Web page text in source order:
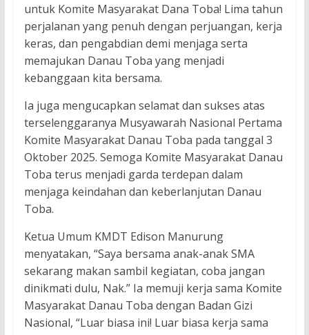
untuk Komite Masyarakat Dana Toba! Lima tahun
perjalanan yang penuh dengan perjuangan, kerja
keras, dan pengabdian demi menjaga serta
memajukan Danau Toba yang menjadi
kebanggaan kita bersama.
Ia juga mengucapkan selamat dan sukses atas
terselenggaranya Musyawarah Nasional Pertama
Komite Masyarakat Danau Toba pada tanggal 3
Oktober 2025. Semoga Komite Masyarakat Danau
Toba terus menjadi garda terdepan dalam
menjaga keindahan dan keberlanjutan Danau
Toba.
Ketua Umum KMDT Edison Manurung
menyatakan, “Saya bersama anak-anak SMA
sekarang makan sambil kegiatan, coba jangan
dinikmati dulu, Nak.” Ia memuji kerja sama Komite
Masyarakat Danau Toba dengan Badan Gizi
Nasional, “Luar biasa ini! Luar biasa kerja sama